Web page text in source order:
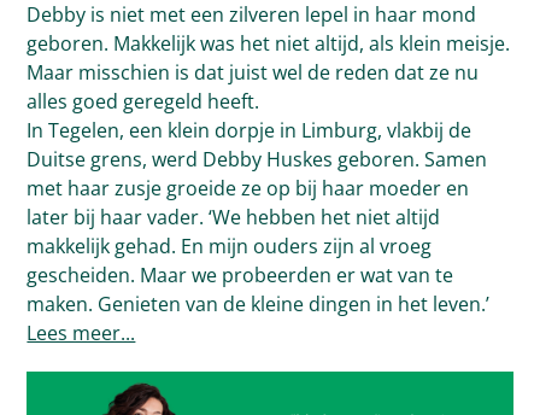
Debby is niet met een zilveren lepel in haar mond
geboren. Makkelijk was het niet altijd, als klein meisje.
Maar misschien is dat juist wel de reden dat ze nu
alles goed geregeld heeft.
In Tegelen, een klein dorpje in Limburg, vlakbij de
Duitse grens, werd Debby Huskes geboren. Samen
met haar zusje groeide ze op bij haar moeder en
later bij haar vader. ‘We hebben het niet altijd
makkelijk gehad. En mijn ouders zijn al vroeg
gescheiden. Maar we probeerden er wat van te
maken. Genieten van de kleine dingen in het leven.’
Lees meer...